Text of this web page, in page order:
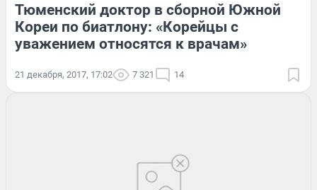
Тюменский доктор в сборной Южной
Кореи по биатлону: «Корейцы с
уважением относятся к врачам»
21 декабря, 2017, 17:02 7 321 14